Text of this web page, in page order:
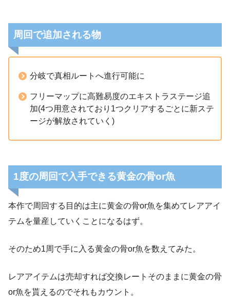
周回で追加される物
分岐で真相ルートへ進行可能に
フリーマップに高難易度のエキストラステージ追
加(4つ用意されており1つクリアするごとに新ステ
ージが解放されていく)
1度の周回で入手できる黄金の骨or魚
本作で周回する目的は主に黄金の骨or魚を集めてレアアイ
テムを量産していくことになるはず。
そのため1周で手に入る黄金の骨or魚を数えてみた。
レアアイテムは売却すれば交換レートそのままに黄金の骨
or魚を貰えるのでそれもカウント。